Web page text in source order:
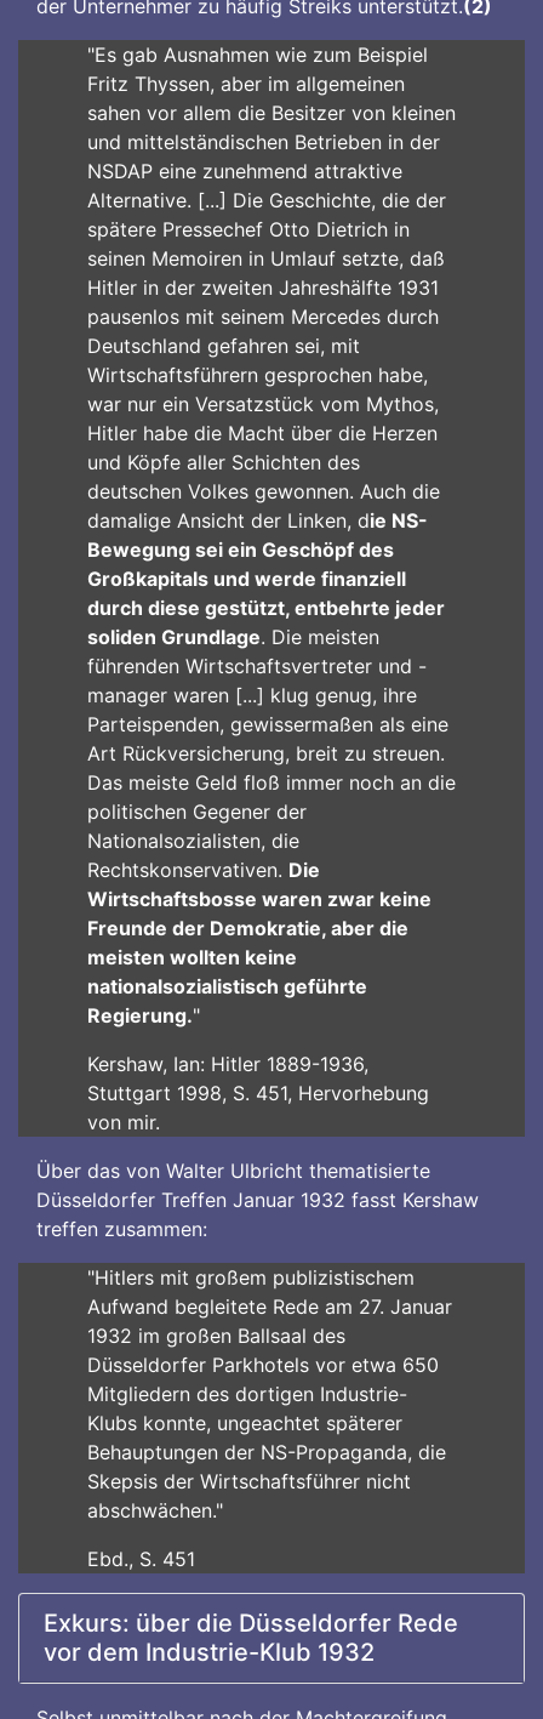
der Unternehmer zu häufig Streiks unterstützt.(2)
"Es gab Ausnahmen wie zum Beispiel
Fritz Thyssen, aber im allgemeinen
sahen vor allem die Besitzer von kleinen
und mittelständischen Betrieben in der
NSDAP eine zunehmend attraktive
Alternative. [...] Die Geschichte, die der
spätere Pressechef Otto Dietrich in
seinen Memoiren in Umlauf setzte, daß
Hitler in der zweiten Jahreshälfte 1931
pausenlos mit seinem Mercedes durch
Deutschland gefahren sei, mit
Wirtschaftsführern gesprochen habe,
war nur ein Versatzstück vom Mythos,
Hitler habe die Macht über die Herzen
und Köpfe aller Schichten des
deutschen Volkes gewonnen. Auch die
damalige Ansicht der Linken, die NS-
Bewegung sei ein Geschöpf des
Großkapitals und werde finanziell
durch diese gestützt, entbehrte jeder
soliden Grundlage. Die meisten
führenden Wirtschaftsvertreter und -
manager waren [...] klug genug, ihre
Parteispenden, gewissermaßen als eine
Art Rückversicherung, breit zu streuen.
Das meiste Geld floß immer noch an die
politischen Gegener der
Nationalsozialisten, die
Rechtskonservativen. Die
Wirtschaftsbosse waren zwar keine
Freunde der Demokratie, aber die
meisten wollten keine
nationalsozialistisch geführte
Regierung."
Kershaw, Ian: Hitler 1889-1936,
Stuttgart 1998, S. 451, Hervorhebung
von mir.
Über das von Walter Ulbricht thematisierte
Düsseldorfer Treffen Januar 1932 fasst Kershaw
treffen zusammen:
"Hitlers mit großem publizistischem
Aufwand begleitete Rede am 27. Januar
1932 im großen Ballsaal des
Düsseldorfer Parkhotels vor etwa 650
Mitgliedern des dortigen Industrie-
Klubs konnte, ungeachtet späterer
Behauptungen der NS-Propaganda, die
Skepsis der Wirtschaftsführer nicht
abschwächen."
Ebd., S. 451
Exkurs: über die Düsseldorfer Rede
vor dem Industrie-Klub 1932